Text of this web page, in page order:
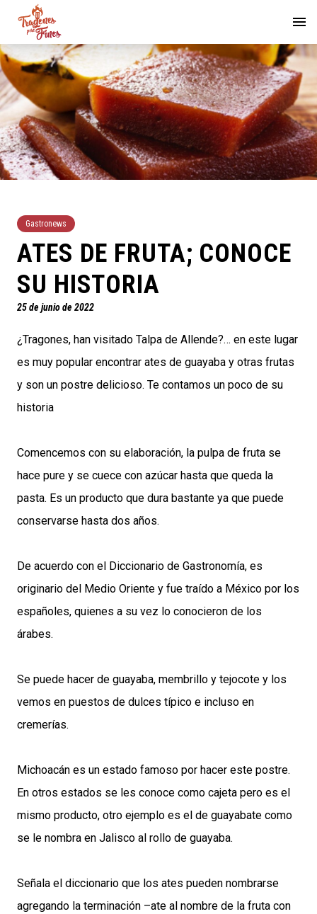
Gastronews
ATES DE FRUTA; CONOCE
SU HISTORIA
25 de junio de 2022
¿Tragones, han visitado Talpa de Allende?… en este lugar
es muy popular encontrar ates de guayaba y otras frutas
y son un postre delicioso. Te contamos un poco de su
historia
Comencemos con su elaboración, la pulpa de fruta se
hace pure y se cuece con azúcar hasta que queda la
pasta. Es un producto que dura bastante ya que puede
conservarse hasta dos años.
De acuerdo con el Diccionario de Gastronomía, es
originario del Medio Oriente y fue traído a México por los
españoles, quienes a su vez lo conocieron de los
árabes.
Se puede hacer de guayaba, membrillo y tejocote y los
vemos en puestos de dulces típico e incluso en
cremerías.
Michoacán es un estado famoso por hacer este postre.
En otros estados se les conoce como cajeta pero es el
mismo producto, otro ejemplo es el de guayabate como
se le nombra en Jalisco al rollo de guayaba.
Señala el diccionario que los ates pueden nombrarse
agregando la terminación –ate al nombre de la fruta con